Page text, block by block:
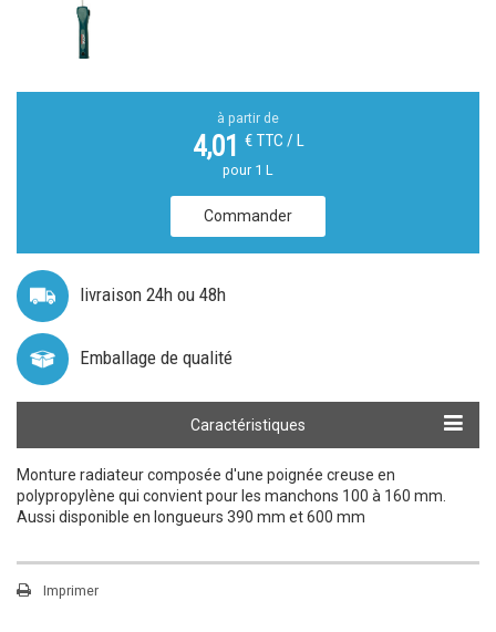
à partir de
4,01 € TTC / L
pour 1 L
Commander
livraison 24h ou 48h
Emballage de qualité
Caractéristiques
Monture radiateur composée d'une poignée creuse en
polypropylène qui convient pour les manchons 100 à 160 mm.
Aussi disponible en longueurs 390 mm et 600 mm
Imprimer